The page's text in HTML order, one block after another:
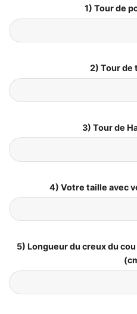
1) Tour de
2) Tour de
3) Tour de
4) Votre taille avec
5) Longueur du creux du